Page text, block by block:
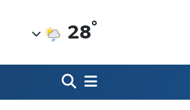
28°